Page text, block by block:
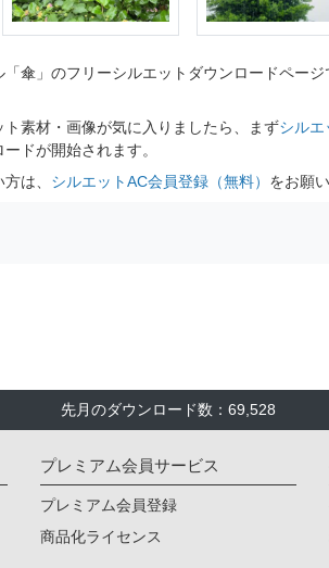
傘」のフリーシルエットダウンロードペー
素材・画像が気に入りましたら、まずシルエ
ドが開始されます。
は、 シルエットAC会員登録（無料） をお願
先月のダウンロード数：69,528
プレミアム会員サービス
プレミアム会員登録
商品化ライセンス